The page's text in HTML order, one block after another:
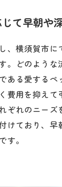
て早朝や
、横須賀市
。どのよう
ある愛する
費用を抑え
ぞれのニー
けており、
す。